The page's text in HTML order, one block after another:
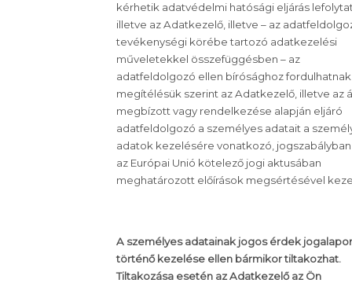
kérhetik adatvédelmi hatósági eljárás
illetve az Adatkezelő, illetve – az
tevékenységi körébe tartozó adatkezelési
műveletekkel összefüggésben – az
adatfeldolgozó ellen bírósághoz
megítélésük szerint az Adatkezelő, illetve az
megbízott vagy rendelkezése alapján eljáró
adatfeldolgozó a személyes adatait a
adatok kezelésére vonatkozó,
az Európai Unió kötelező jogi aktusában
meghatározott előírások megsértésével
A személyes adatainak jogos érdek
történő kezelése ellen bármikor tiltakozhat.
Tiltakozása esetén az Adatkezelő az Ön